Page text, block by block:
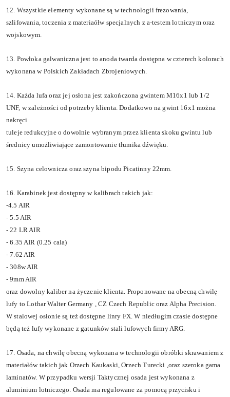
12. Wszystkie elementy wykonane są w technologii frezowania,
szlifowania, toczenia z materiaółw specjalnych z a-testem lotniczym oraz
wojskowym.
13. Powłoka galwaniczna jest to anoda twarda dostępna w czterech kolorach
wykonana w Polskich Zakładach Zbrojeniowych.
14. Każda lufa oraz jej osłona jest zakończona gwintem M16x1 lub 1/2
UNF, w zależności od potrzeby klienta. Dodatkowo nagwint 16x1 można
nakręci
tuleje redukcyjne o dowolnie wybranym przez klienta skoku gwintu lub
średnicy umożliwiające zamontowanietłumika dźwięku
15. Szyna celownicza oraz szyna bipodu Picatinny 22mm.
16. Karabinek jest dostępny w kalibrach takich jak:
-4.5 AIR
- 5.5 AIR
- 22 LR AIR
- 6.35 AIR (0.25 cala)
- 7.62 AIR
- 308w AIR
- 9mm AIR
oraz dowolny kaliber na życzenie klienta. Proponowane na obecną chwilę
lufy to Lothar Walter Germany , CZ Czech Republic oraz Alpha Precision.
W stalowej osłonie są też dostępne linry FX. W niedługim czasie dostępne
będą też lufy wykonane z gatunków stali lufowych firmy ARG.
17. Osada, na chwilę obecną wykonana w technologii obróbki skrawaniem z
materiałów takich jak Orzech Kaukaski, Orzech Turecki ,oraz szeroka gama
laminatów. W przypadku wersji Taktycznej osada jest wykonana z
aluminium lotniczego. Osada ma regulowane za pomocą przycisku i